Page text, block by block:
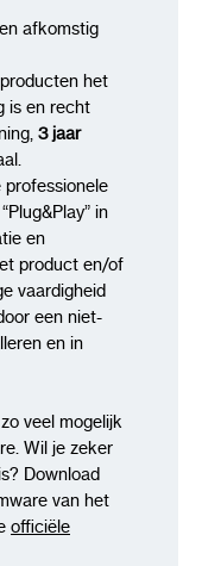
afkomstig
het
is en recht
3 jaar
professionele
in
en
product en/of
vaardigheid
een niet-
en in
veel mogelijk
Wil je zeker
Download
van het
officiële